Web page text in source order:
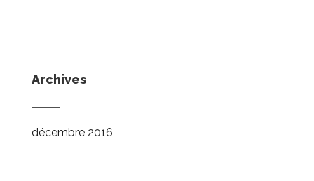
Archives
décembre 2016